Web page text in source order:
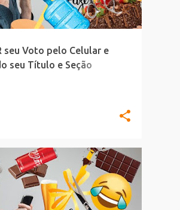
seu Voto pelo Celular e
seu Título e Seção